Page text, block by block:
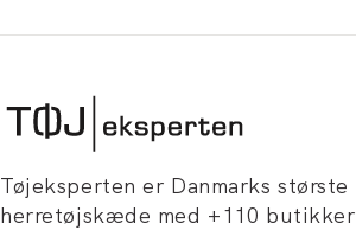
Tøjeksperten er Danmarks største
herretøjskæde med +110 butikker